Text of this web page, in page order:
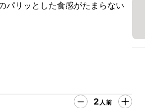
パリッとした食感がたまらない
2 人前